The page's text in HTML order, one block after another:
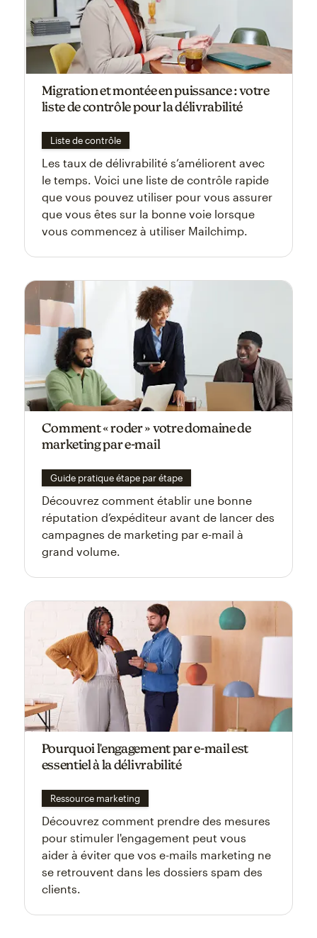
Migration et montée en puissance : votre
liste de contrôle pour la délivrabilité
Liste de contrôle
Les taux de délivrabilité s’améliorent avec
le temps. Voici une liste de contrôle rapide
que vous pouvez utiliser pour vous assurer
que vous êtes sur la bonne voie lorsque
vous commencez à utiliser Mailchimp.
Comment « roder » votre domaine de
marketing par e-mail
Guide pratique étape par étape
Découvrez comment établir une bonne
réputation d’expéditeur avant de lancer des
campagnes de marketing par e-mail à
grand volume.
Pourquoi l'engagement par e-mail est
essentiel à la délivrabilité
Ressource marketing
Découvrez comment prendre des mesures
pour stimuler l'engagement peut vous
aider à éviter que vos e-mails marketing ne
se retrouvent dans les dossiers spam des
clients.